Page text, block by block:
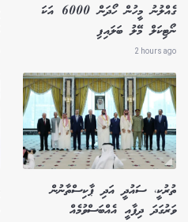
ގެއްލުނު މީހުން ހޯދަން 6000 އަކަ
ނޯޓިކަލް މޭލު ބަލައިފި
2 hours ago
ތުރުކީ، ސައުދީ އަދި ޕާކިސްތާނުން
ވަރުގަދަ ދިފާއީ އެއްބަސްވުމެއް